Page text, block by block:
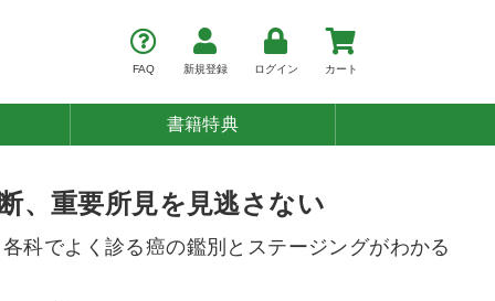
FAQ 新規登録 ログイン カート
書籍特典
、重要所見を見逃さない
科でよく診る癌の鑑別とステージングがわかる